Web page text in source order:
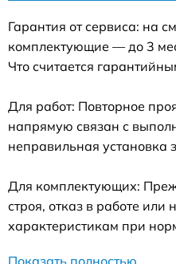
Гарантия от сервиса: на
комплектующие — до 3
Что считается
Для работ: Повторное
напрямую связан с
неправильная установка
Для комплектующих:
строя, отказ в работе или
характеристикам при
Показать полностью